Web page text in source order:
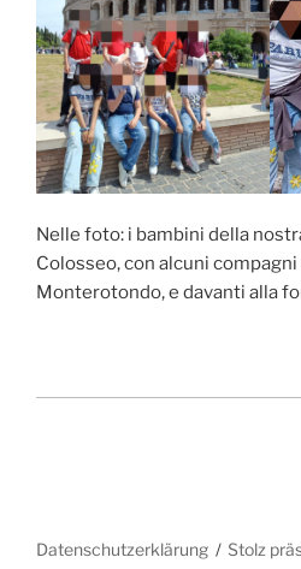
Nelle foto: i bambini della
Colosseo, con alcuni
Monterotondo, e davanti alla
Datenschutzerklärung Stolz